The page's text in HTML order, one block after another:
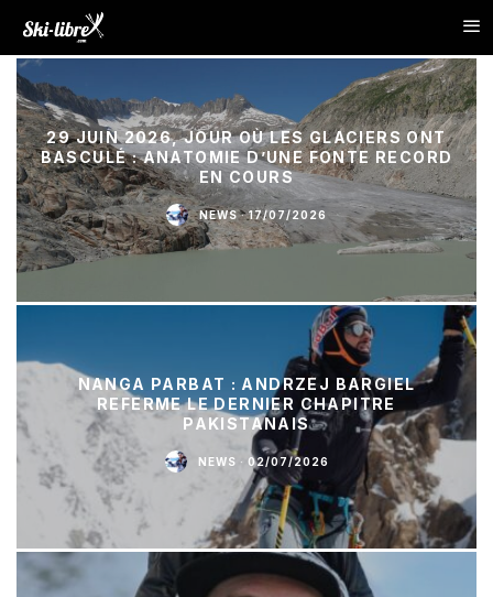
29 JUIN 2026, JOUR OÙ LES GLACIERS ONT
BASCULÉ : ANATOMIE D’UNE FONTE RECORD
EN COURS
NEWS · 17/07/2026
NANGA PARBAT : ANDRZEJ BARGIEL
REFERME LE DERNIER CHAPITRE
PAKISTANAIS
NEWS · 02/07/2026